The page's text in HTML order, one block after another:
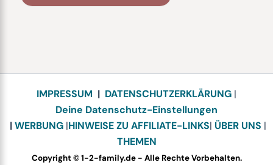
IMPRESSUM | DATENSCHUTZERKLÄRUNG |
Deine Datenschutz-Einstellungen
|WERBUNG |HINWEISE ZU AFFILIATE-LINKS| ÜBER UNS |
THEMEN
Copyright © 1-2-family.de - Alle Rechte Vorbehalten.